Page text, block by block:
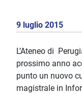
9 luglio 2015
L’Ateneo di
prossimo anno
punto un nuovo
magistrale in